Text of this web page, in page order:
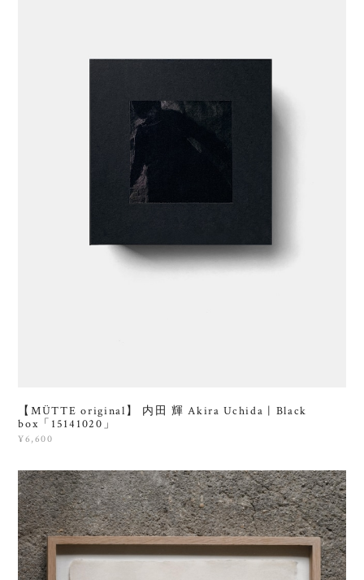
【MÜTTE original】 内田 輝 Akira Uchida | Black
box「15141020」
¥6,600